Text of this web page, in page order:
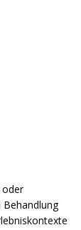
oder
Behandlung